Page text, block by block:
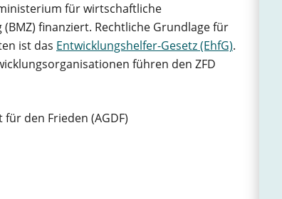
für wirtschaftliche
finanziert. Rechtliche Grundlage für
ist das Entwicklungshelfer-Gesetz (EhfG).
führen den ZFD
den Frieden (AGDF)